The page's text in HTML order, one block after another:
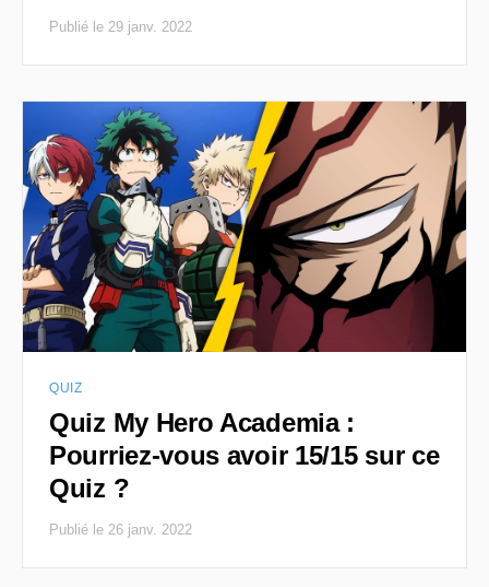
Publié le 29 janv. 2022
QUIZ
Quiz My Hero Academia :
Pourriez-vous avoir 15/15 sur ce
Quiz ?
Publié le 26 janv. 2022